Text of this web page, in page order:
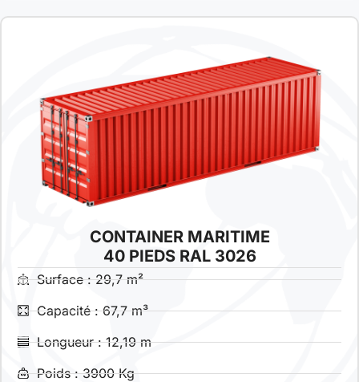
CONTAINER MARITIME
40 PIEDS RAL 3026
Surface : 29,7 m²
Capacité : 67,7 m³
Longueur : 12,19 m
Poids : 3900 Kg